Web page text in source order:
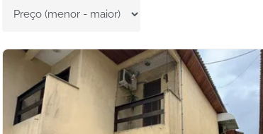
Ordenar por